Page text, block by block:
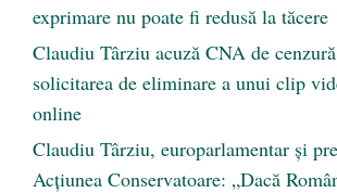
exprimare nu poate fi redusă la tăcere
Claudiu Târziu acuză CNA de
solicitarea de eliminare a unui clip
online
Claudiu Târziu, europarlamentar și
Acțiunea Conservatoare: „Dacă